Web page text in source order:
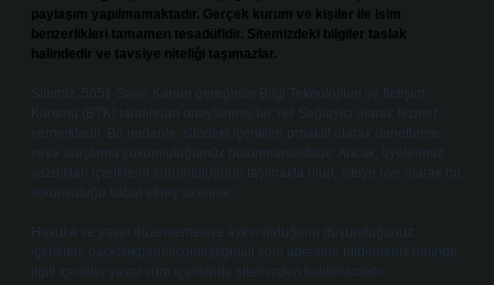
paylaşım yapılmamaktadır. Gerçek kurum ve kişiler ile isim
benzerlikleri tamamen tesadüfidir. Sitemizdeki bilgiler taslak
halindedir ve tavsiye niteliği taşımazlar.
Sitemiz, 5651 Sayılı Kanun gereğince Bilgi Teknolojileri ve İletişim
Kurumu (BTK) tarafından onaylanmış bir Yer Sağlayıcı olarak hizmet
vermektedir. Bu nedenle, sitedeki içerikleri proaktif olarak denetleme
veya araştırma yükümlülüğümüz bulunmamaktadır. Ancak, üyelerimiz
yazdıkları içeriklerin sorumluluğunu taşımakta olup, siteye üye olarak bu
sorumluluğu kabul etmiş sayılırlar.
Hukuka ve yasal düzenlemelere aykırı olduğunu düşündüğünüz
içerikleri,
backlinkpanelicomtr@gmail.com adresine bildirmeniz halinde,
ilgili içerikler yasal süre içerisinde sitemizden kaldırılacaktır.